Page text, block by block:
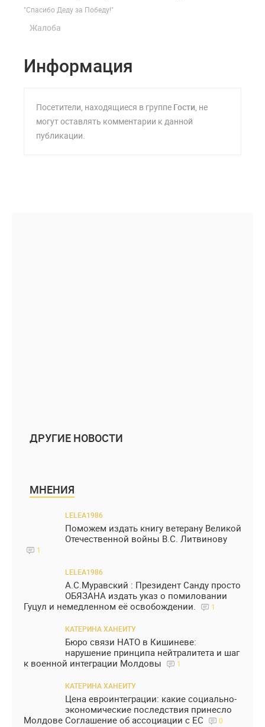
"Спасибо Деду за Победу!"
Жалоба
Информация
Посетители, находящиеся в группе Гости, не
могут оставлять комментарии к данной
публикации.
ДРУГИЕ НОВОСТИ
МНЕНИЯ
LELEA1986
Поможем издать книгу ветерану Великой
Отечественной войны В.С. Литвинову
1
LELEA1986
А.С.Муравский : Президент Санду просто
ОБЯЗАНА издать указ о помиловании
Гуцул и немедленном её освобождении.
1
КАТЕРИНА ХАНЕИТУ
Бюро связи НАТО в Кишиневе:
нарушение принципа нейтралитета и шаг
к военной интеграции Молдовы
1
КАТЕРИНА ХАНЕИТУ
Цена евроинтеграции: какие социально-
экономические последствия принесло
Молдове Соглашение об ассоциации с ЕС
0